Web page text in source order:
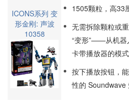
ICONS系列 变
形金刚: 声波
10358
1505颗粒，高33
无需拆除颗粒或
“变形”——从机器
卡带播放器的模式
按下播放按钮，
性的 Soundwave